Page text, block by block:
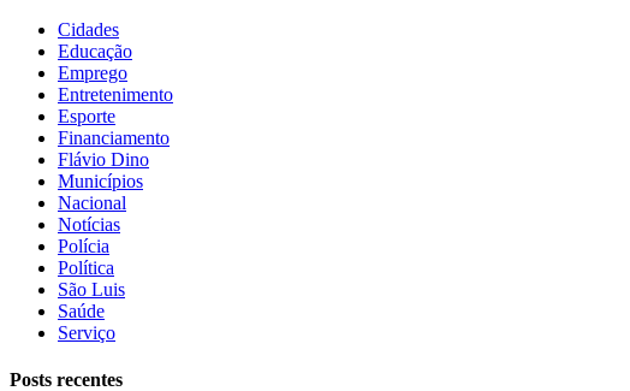
Cidades
Educação
Emprego
Entretenimento
Esporte
Financiamento
Flávio Dino
Municípios
Nacional
Notícias
Polícia
Política
São Luis
Saúde
Serviço
Posts recentes